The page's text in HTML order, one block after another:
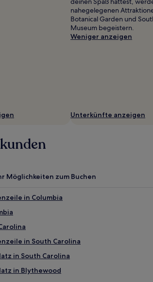
nahegelegenen
Botanical Garden und
Museum begeistern.
Weniger anzeigen
Unterkünfte anzeigen
Möglichkeiten zum Buchen
in Columbia
in South Carolina
in South Carolina
in Blythewood